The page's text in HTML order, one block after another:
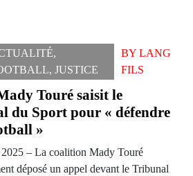
,
, JUSTICE
BY LANG
FILS
Touré saisit le
du Sport pour « défendre
»
– La coalition Mady Touré
déposé un appel devant le Tribunal